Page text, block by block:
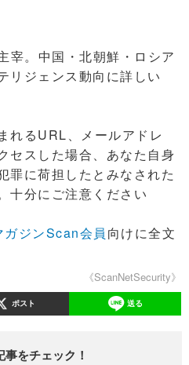
宰。中国・北朝鮮・ロシア
リジェンス動向に詳しい
れるURL、メールアドレ
セスした場合、あなた自身
罪に荷担したとみなされた
十分にご注意ください
ジンScan会員 向けに全文
《ScanNetSecurity》
ポスト 送る
をチェック！